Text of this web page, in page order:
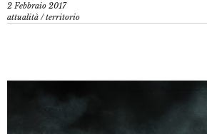
2 Febbraio 2017
attualità /territorio